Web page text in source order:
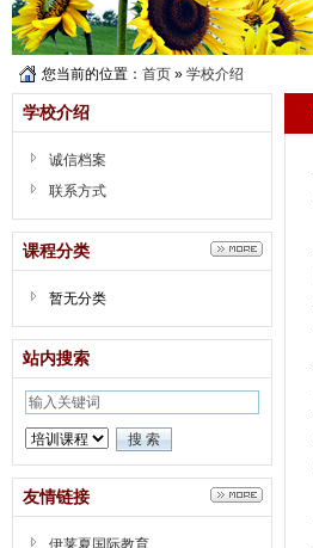
您当前的位置： 首页 » 学校介绍
学校介绍
诚信档案
联系方式
课程分类
暂无分类
站内搜索
友情链接
伊莱夏国际教育